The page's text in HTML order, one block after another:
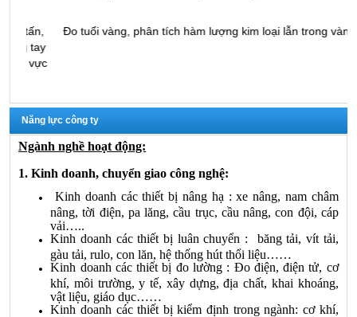
Đo tuổi vàng, phân tích hàm lượng kim loại lẫn trong vàng
Năng lực công ty
Ngành nghề hoạt động:
1. Kinh doanh, chuyển giao công nghệ:
Kinh doanh các thiết bị nâng hạ : xe nâng, nam châm
nâng, tời điện, pa lăng, cầu trục, cầu nâng, con đội, cáp
vải…..
Kinh doanh các thiết bị luân chuyển : băng tải, vít tải,
gàu tải, rulo, con lăn, hệ thống hút thổi liệu……
Kinh doanh các thiết bị đo lường : Đo điện, điện tử, cơ
khí, môi trường, y tế, xây dựng, địa chất, khai khoáng,
vật liệu, giáo dục……
Kinh doanh các thiết bị kiểm định trong ngành: cơ khí,